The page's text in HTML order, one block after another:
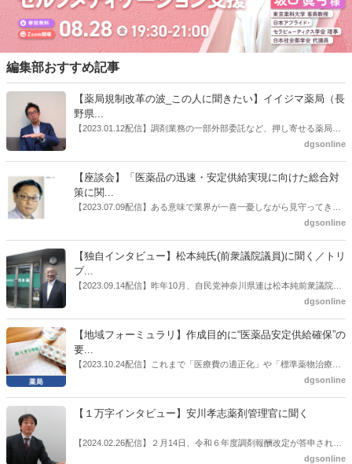
編集部おすすめ記事
【薬局規制改革の波_この人に聞きたい】イイジマ薬局（長
野県...
【2023.01.12配信】調剤業務の一部外部委託など、押し寄せる薬局業
界への規制改革の波。この規制改革の波を薬局業界はどう受け止めた
はないだろうか。本紙ではこうした問題について、厚労省「薬局薬剤
師の業務及び薬局の機能に関するワーキンググループ」に参考人とし
ても出席していたイイジマ薬局（長野県上田市）開設者である飯島裕
dgsonline
【座談会】「医薬品の迅速・安定供給実現に向けた総合対
策に関...
【2023.07.09配信】ある意味で業界が一喜一憂しながら見守ってきた
厚労省「医薬品の迅速・安定供給実現に向けた総合対策に関する有識
書がとりまとめられた。ドラビズon-lineでは検討会を総括する目的で
厚労省医政局医薬産業振興・医療情報企画課長（医薬産業振興・医療
情報企画課セルフケア・セルフメディケーション推進室長併任）安藤
公一氏や青山学院大学名誉教授の三村優美子氏、 日本保険薬局協会医
dgsonline
【独自インタビュー】松本純氏(前衆議院議員)に聞く／トリ
プ...
【2023.09.14配信】昨年10月、自民党神奈川県連は松本純前衆議院議
員を「自民党神奈川1区」（横浜市中区・磯子区・金沢区）の支部長
候補の前提となるもの。薬剤師に関わる政策に広く・深く関わってき
た同氏の復活に向けた薬剤師業界の期待には熱いものがある。不透明
感の払拭できない医療・介護・障害者サービスのトリプル改定等へ
の、薬剤師業界の強い危機感の裏返しといってもいいだろう。本稿で
dgsonline
【地域フォーミュラリ】作成目的に“医薬品安定供給確保”の
要...
【2023.10.24配信】これまで「医療費の適正化」や「標準薬物治療の
推進」などが目的とされることが多かった地域フォーミュラリの作
た。医薬品の安定供給確保だ。10月22日に開かれた「日本フォーミュ
飯田市）は、会員薬局から安定供給確保への強い要望があったことを
受け、安定供給確保が見込めるPPI３成分について銘柄を含めて選定
dgsonline
【１万字インタビュー】安川孝志薬剤管理官に聞く
【2024.02.26配信】２月14日、令和６年度調剤報酬改定が答申され
た。本紙では、厚生労働省保険局医療課・薬剤管理官の安川孝志氏
dgsonline